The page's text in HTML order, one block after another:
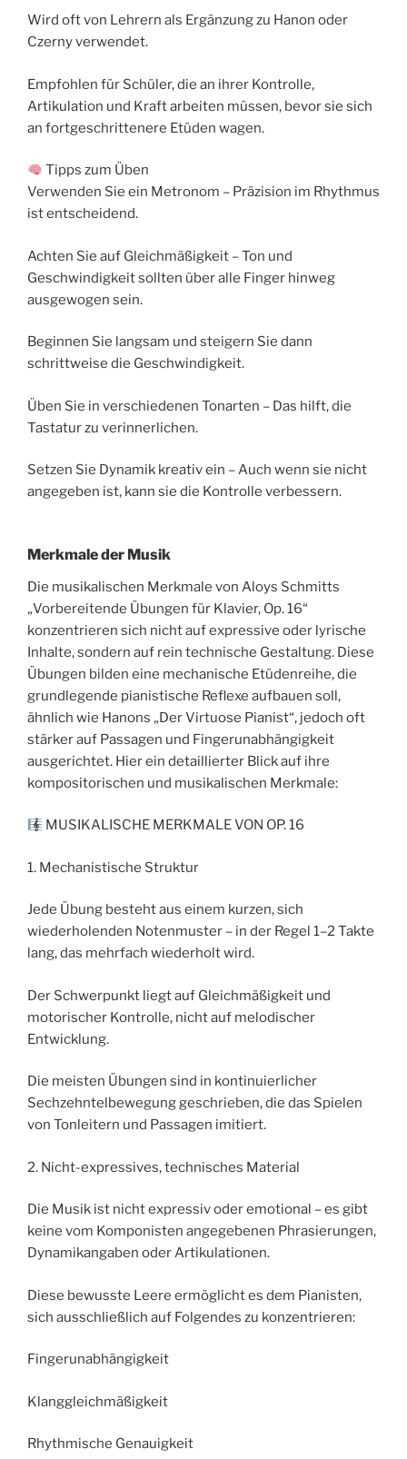
Wird oft von Lehrern als Ergänzung zu Hanon oder
Czerny verwendet.
Empfohlen für Schüler, die an ihrer Kontrolle,
Artikulation und Kraft arbeiten müssen, bevor sie sich
an fortgeschrittenere Etüden wagen.
Tipps zum Üben
Verwenden Sie ein Metronom – Präzision im Rhythmus
ist entscheidend.
Achten Sie auf Gleichmäßigkeit – Ton und
Geschwindigkeit sollten über alle Finger hinweg
ausgewogen sein.
Beginnen Sie langsam und steigern Sie dann
schrittweise die Geschwindigkeit.
Üben Sie in verschiedenen Tonarten – Das hilft, die
Tastatur zu verinnerlichen.
Setzen Sie Dynamik kreativ ein – Auch wenn sie nicht
angegeben ist, kann sie die Kontrolle verbessern.
Merkmale der Musik
Die musikalischen Merkmale von Aloys Schmitts
„Vorbereitende Übungen für Klavier, Op. 16“
konzentrieren sich nicht auf expressive oder lyrische
Inhalte, sondern auf rein technische Gestaltung. Diese
Übungen bilden eine mechanische Etüdenreihe, die
grundlegende pianistische Reflexe aufbauen soll,
ähnlich wie Hanons „Der Virtuose Pianist“, jedoch oft
stärker auf Passagen und Fingerunabhängigkeit
ausgerichtet. Hier ein detaillierter Blick auf ihre
kompositorischen und musikalischen Merkmale:
MUSIKALISCHE MERKMALE VON OP. 16
1. Mechanistische Struktur
Jede Übung besteht aus einem kurzen, sich
wiederholenden Notenmuster – in der Regel 1–2 Takte
lang, das mehrfach wiederholt wird.
Der Schwerpunkt liegt auf Gleichmäßigkeit und
motorischer Kontrolle, nicht auf melodischer
Entwicklung.
Die meisten Übungen sind in kontinuierlicher
Sechzehntelbewegung geschrieben, die das Spielen
von Tonleitern und Passagen imitiert.
2. Nicht-expressives, technisches Material
Die Musik ist nicht expressiv oder emotional – es gibt
keine vom Komponisten angegebenen Phrasierungen,
Dynamikangaben oder Artikulationen.
Diese bewusste Leere ermöglicht es dem Pianisten,
sich ausschließlich auf Folgendes zu konzentrieren:
Fingerunabhängigkeit
Klanggleichmäßigkeit
Rhythmische Genauigkeit